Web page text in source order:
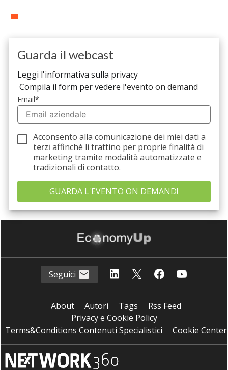
Guarda il webcast
Leggi l'informativa sulla privacy
Compila il form per vedere l'evento on demand
Email*
Acconsento alla comunicazione dei miei dati a
terzi affinché li trattino per proprie finalità di
marketing tramite modalità automatizzate e
tradizionali di contatto.
Seguici
About Autori Tags
Rss Feed
Privacy e Cookie Policy
Terms&Conditions Contenuti Specialistici
Cookie Center